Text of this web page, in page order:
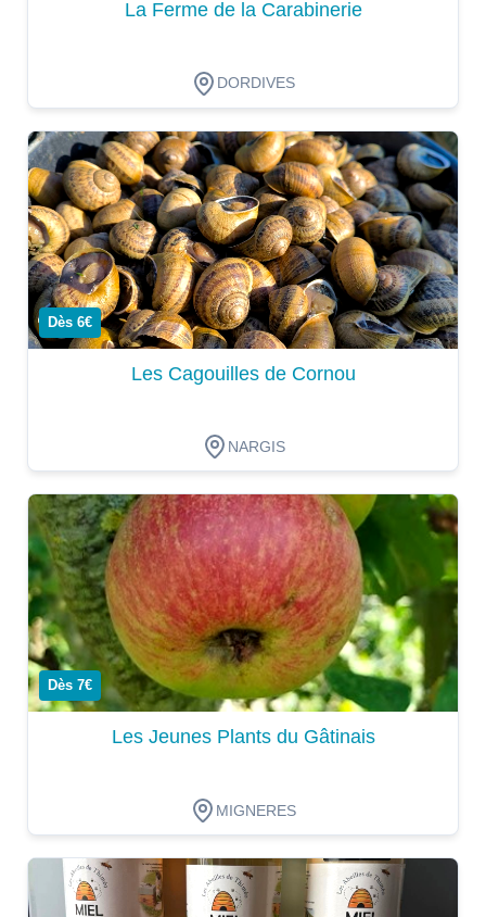
La Ferme de la Carabinerie
DORDIVES
Dégustation
Dès 6€
Les Cagouilles de Cornou
NARGIS
Dégustation
Dès 7€
Les Jeunes Plants du Gâtinais
MIGNERES
Dégustation